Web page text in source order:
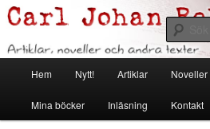
Hoppa
till
primärt
innehållCarl Johan
Artiklar, noveller och andra texter
Hem Nytt! Artiklar Noveller
Mina böcker Inläsning Kontakt